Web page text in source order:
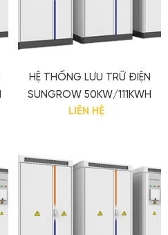
HỆ THỐNG LƯU TRỮ ĐIỆN
SUNGROW 50KW/111KWH
LIÊN HỆ